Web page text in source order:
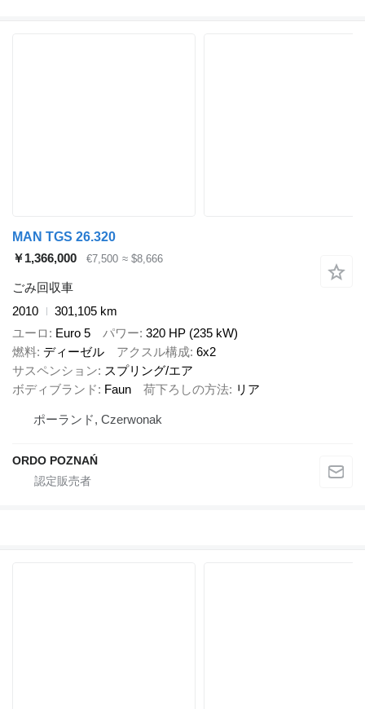
MAN TGS 26.320
￥1,366,000
€7,500 ≈ $8,666
ごみ回収車
2010
301,105 km
ユーロ
Euro 5 パワー 320 HP (235 kW)
燃料 ディーゼル アクスル構成 6x2
サスペンション
スプリング/エア
ボディブランド
Faun 荷下ろしの方法 リア
ポーランド, Czerwonak
ORDO POZNAŃ